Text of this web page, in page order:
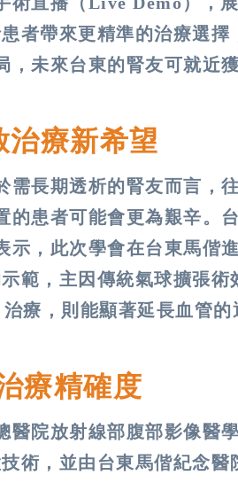
者帶來更精準的治療選擇
，未來台東的腎友可就近
治療新希望
需長期透析的腎友而言，
的患者可能會更為艱辛。
示，此次學會在台東馬偕
範，主因傳統氣球擴張術
療，則能顯著延長血管的
療精確度
院放射線部腹部影像醫
術，並由台東馬偕紀念醫